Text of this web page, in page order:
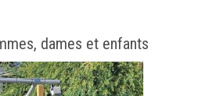
dames et enfants